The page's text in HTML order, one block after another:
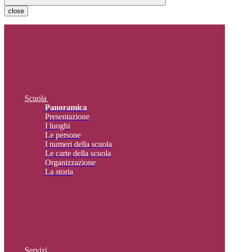
close
Scuola
Panoramica
Presentazione
I luoghi
Le persone
I numeri della scuola
Le carte della scuola
Organizzazione
La storia